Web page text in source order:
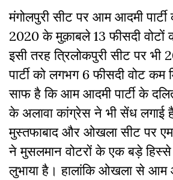
मंगोलपुरी सीट पर आम आदमी
2020 के मुक़ाबले 13 फीसदी वोटों
इसी तरह त्रिलोकपुरी सीट पर
पार्टी को लगभग 6 फीसदी वोट
साफ है कि आम आदमी पार्टी के
के अलावा कांग्रेस ने भी सेंध लगाई
मुस्तफाबाद और ओखला सीट पर
ने मुसलमान वोटरों के एक बड़े
लुभाया है। हालांकि ओखला से आम